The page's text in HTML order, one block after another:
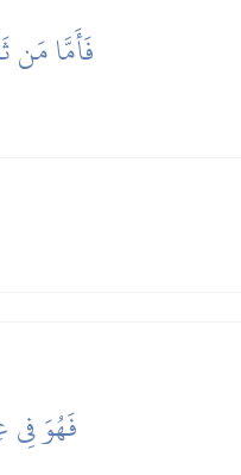
فَأَمَّا مَن
فَهُوَ